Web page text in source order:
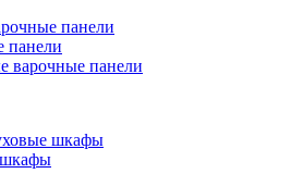
панели
панели
варочные панели
шкафы
шкафы